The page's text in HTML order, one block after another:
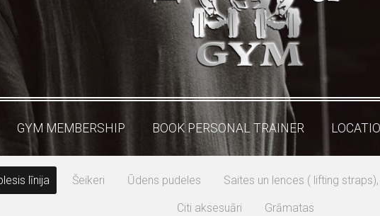
GYM MEMBERSHIP BOOK PERSONAL TRAINER
līnija Šeikeri Ūdens pudeles Saites un lences ( lifting
Citi aksesuāri Grāmatas